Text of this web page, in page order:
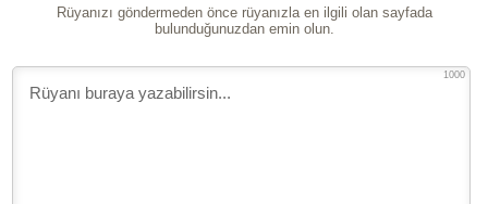
Rüyanızı göndermeden önce rüyanızla en ilgili olan sayfada
bulunduğunuzdan emin olun.
1000